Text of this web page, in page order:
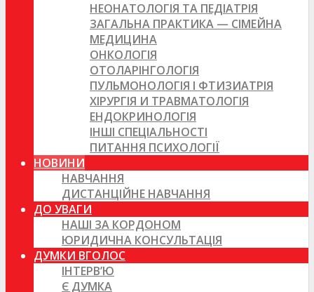
НЕОНАТОЛОГІЯ ТА ПЕДІАТРІЯ
ЗАГАЛЬНА ПРАКТИКА — СІМЕЙНА
МЕДИЦИНА
ОНКОЛОГІЯ
ОТОЛАРІНГОЛОГІЯ
ПУЛЬМОНОЛОГІЯ І ФТИЗИАТРІЯ
ХІРУРГІЯ И ТРАВМАТОЛОГІЯ
ЕНДОКРИНОЛОГІЯ
ІНШІ СПЕЦІАЛЬНОСТІ
ПИТАННЯ ПСИХОЛОГІЇ
НОВИНИ
НАВЧАННЯ
ДИСТАНЦІЙНЕ НАВЧАННЯ
ДО УВАГИ
НАШІ ЗА КОРДОНОМ
ЮРИДИЧНА КОНСУЛЬТАЦІЯ
ДУМКИ ВГОЛОС
ІНТЕРВ’Ю
Є ДУМКА